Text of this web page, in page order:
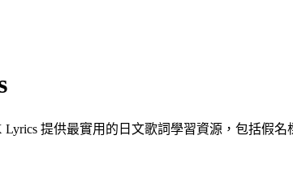
提供最實用的日文歌詞學習資源，包括假